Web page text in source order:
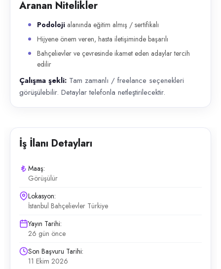
Aranan Nitelikler
Podoloji alanında eğitim almış / sertifikalı
Hijyene önem veren, hasta iletişiminde başarılı
Bahçelievler ve çevresinde ikamet eden adaylar tercih
edilir
Çalışma şekli: Tam zamanlı / freelance seçenekleri
görüşülebilir. Detaylar telefonla netleştirilecektir.
İş İlanı Detayları
Maaş:
Görüşülür
Lokasyon:
İstanbul Bahçelievler Türkiye
Yayın Tarihi:
26 gün önce
Son Başvuru Tarihi:
11 Ekim 2026